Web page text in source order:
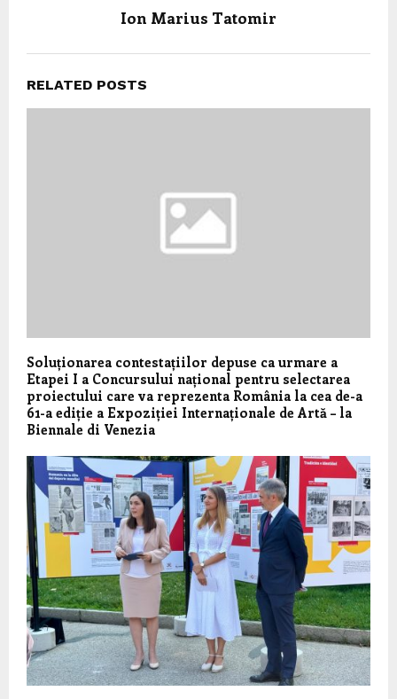
Ion Marius Tatomir
RELATED POSTS
Soluționarea contestațiilor depuse ca urmare a
Etapei I a Concursului național pentru selectarea
proiectului care va reprezenta România la cea de-a
61-a ediție a Expoziției Internaționale de Artă – la
Biennale di Venezia